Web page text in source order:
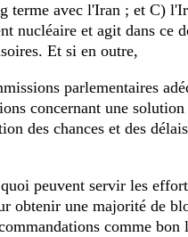
terme avec l'Iran ; et C)
nucléaire et agit dans ce
Et si en outre,
parlementaires
concernant une
des chances et des
peuvent servir les
obtenir une majorité de
comme